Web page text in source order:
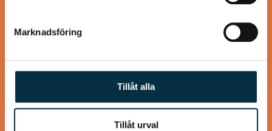
Marknadsföring
Tillåt alla
Tillåt urval